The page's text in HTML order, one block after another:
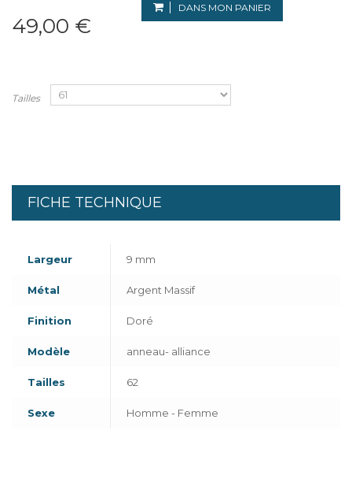
49,00 €
DANS MON PANIER
Tailles
FICHE TECHNIQUE
Largeur 9 mm
Métal Argent Massif
Finition Doré
Modèle anneau- alliance
Tailles 62
Sexe Homme - Femme